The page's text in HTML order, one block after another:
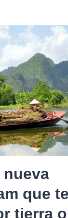
que
tierra o